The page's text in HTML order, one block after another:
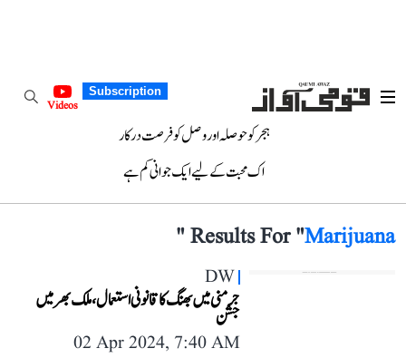
Subscription
Videos
ہجر کو حوصلہ اور وصل کو فرصت درکار
اک محبت کے لیے ایک جوانی کم ہے
Results For "Marijuana
"
DW
جرمنی میں بھنگ کا قانونی استعمال، ملک بھر میں
جشن
02 Apr 2024, 7:40 AM